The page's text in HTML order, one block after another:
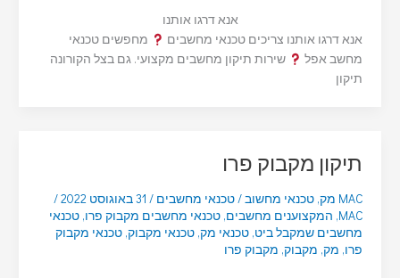
אנא דרגו אותנו
אנא דרגו אותנו צריכים טכנאי מחשבים
מחפשים טכנאי
מחשב אפל
שירות תיקון מחשבים מקצועי. גם בצל הקורונה
תיקון
תיקון מקבוק פרו
MAC מק , טכנאי מחשוב/טכנאי מחשבים / 31 באוגוסט 2022
/
MAC
, המקצוענים מחשבים, טכנאי מחשבים מקבוק פרו, טכנאי
מחשבים שמקבל ביט, טכנאי מק, טכנאי מקבוק, טכנאי מקבוק
פרו, מק, מקבוק, מקבוק פרו